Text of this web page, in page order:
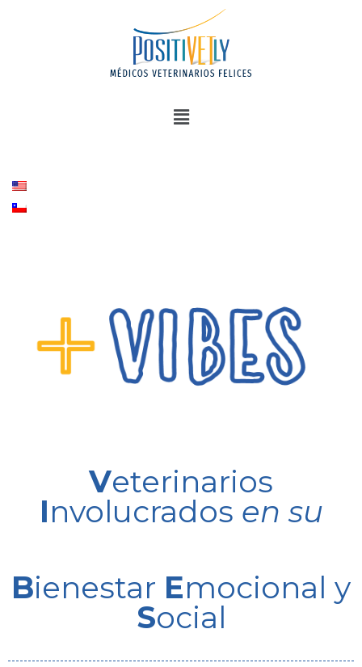
Veterinarios
Involucrados en su
Bienestar Emocional y
Social